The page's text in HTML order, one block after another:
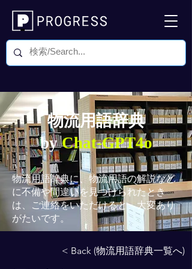
物流用語辞典
byChat-GPT4o
物流用語辞典に、物流用語の解説など
に不備や間違いを見つけられたとき
は、ご連絡をいただけると、大変あり
がたいです。
< Back (物流用語辞典一覧へ)